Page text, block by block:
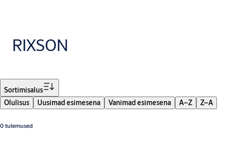
RIXSON
Sortimisalus
Olulisus
Uusimad esimesena Vanimad esimesena A–Z Z–A
0 tulemused